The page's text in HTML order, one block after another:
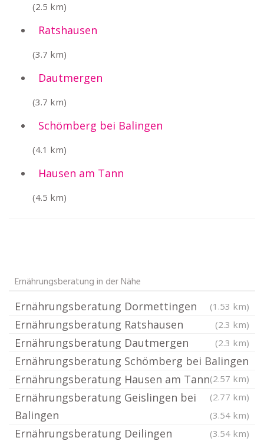
(2.5 km)
Ratshausen
(3.7 km)
Dautmergen
(3.7 km)
Schömberg bei Balingen
(4.1 km)
Hausen am Tann
(4.5 km)
Ernährungsberatung in der Nähe
Ernährungsberatung Dormettingen (1.53 km)
Ernährungsberatung Ratshausen (2.3 km)
Ernährungsberatung Dautmergen (2.3 km)
Ernährungsberatung Schömberg bei Balingen
(2.57 km)
Ernährungsberatung Hausen am Tann
(2.77 km)
Ernährungsberatung Geislingen bei
Balingen
(3.54 km)
Ernährungsberatung Deilingen (3.54 km)